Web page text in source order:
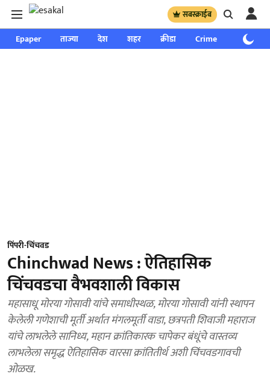
सबस्क्राईब
Epaper ताज्या देश शहर क्रीडा Crime साप्ताहिक
पिंपरी-चिंचवड
Chinchwad News : ऐतिहासिक
चिंचवडचा वैभवशाली विकास
महासाधू मोरया गोसावी यांचे समाधीस्थळ, मोरया गोसावी यांनी स्थापन
केलेली गणेशाची मूर्ती अर्थात मंगलमूर्ती वाडा, छत्रपती शिवाजी महाराज
यांचे लाभलेले सानिध्य, महान क्रांतिकारक चापेकर बंधूंचे वास्तव्य
लाभलेला समृद्ध ऐतिहासिक वारसा क्रांतितीर्थ अशी चिंचवडगावची
ओळख.